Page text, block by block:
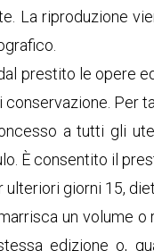
La riproduzione
prestito le opere
Per
a tutti gli
È consentito il
ulteriori giorni 15,
un volume
edizione o,